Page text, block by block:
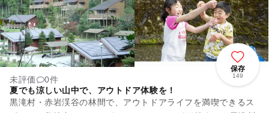
保存
149
未評価
0件
夏でも涼しい山中で、アウトドア体験を！
黒滝村・赤岩渓谷の林間で、アウトドアライフを満喫できるス